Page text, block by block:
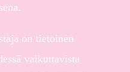
on tietoinen
vaikuttavista